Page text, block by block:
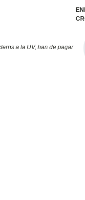
a la UV, han de pagar